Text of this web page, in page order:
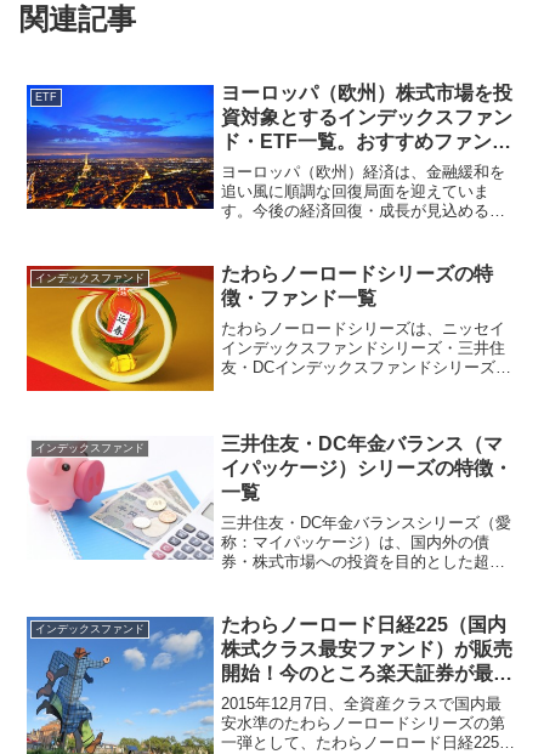
関連記事
ETF
ヨーロッパ（欧州）株式市場を投
資対象とするインデックスファン
ド・ETF一覧。おすすめファンド
や比較など
ヨーロッパ（欧州）経済は、金融緩和を
追い風に順調な回復局面を迎えていま
す。今後の経済回復・成長が見込める欧
スメです。それら１本を購入・保有する
だけで欧州株式に分散投資...
インデックスファンド
たわらノーロードシリーズの特
徴・ファンド一覧
たわらノーロードシリーズは、ニッセイ
インデックスファンドシリーズ・三井住
友・DCインデックスファンドシリーズと
本記事では、たわらノ...
インデックスファンド
三井住友・DC年金バランス（マ
イパッケージ）シリーズの特徴・
一覧
三井住友・DC年金バランスシリーズ（愛
称：マイパッケージ）は、国内外の債
券・株式市場への投資を目的とした超低
じて4種類のファンドがあり、投資家の好
みに合わせて資産配分を...
インデックスファンド
たわらノーロード日経225（国内
株式クラス最安ファンド）が販売
開始！今のところ楽天証券が最も
おトク！
2015年12月7日、全資産クラスで国内最
安水準のたわらノーロードシリーズの第
一弾として、たわらノーロード日経225の